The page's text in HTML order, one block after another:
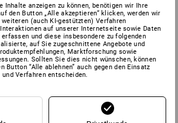
im Rahmen des Besuchs unserer
gestützter Verfahren bereit erklärt,
jederzeit in den Einstellungen
personenbezogener Daten für
widerrufen
passgenaue Produktempfehlungen“
ab dem Zeitpunkt des Widerrufs keine
Daten für passgenaue
Inhalte anzeigen zu können, benötigen wir Ihre
den Button „Alle akzeptieren“ klicken, werden wir
weiteren (auch KI-gestützten) Verfahren
auf unserer Internetseite sowie Daten
und diese insbesondere zu folgenden
auf Sie zugeschnittene Angebote und
Marktforschung sowie
Sollten Sie dies nicht wünschen, können
Button “Alle ablehnen” auch gegen den Einsatz
Verfahren entscheiden.